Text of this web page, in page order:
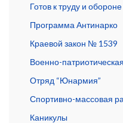
Готов к труду и
Программа Антинарко
Краевой закон № 1539
Военно-
Отряд “Юнармия”
Спортивно-массовая
Каникулы